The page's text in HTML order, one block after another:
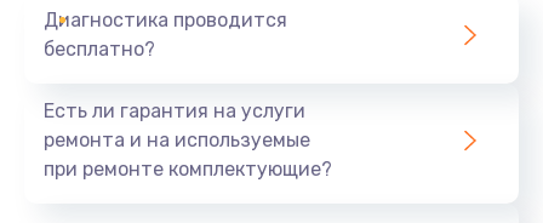
Заказать
Диагностика проводится
бесплатно?
Есть ли гарантия на услуги
ремонта и на используемые
при ремонте комплектующие?